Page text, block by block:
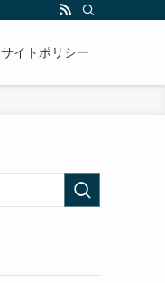
サイトポリシー